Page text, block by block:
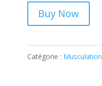
Buy Now
Catégorie : Musculation